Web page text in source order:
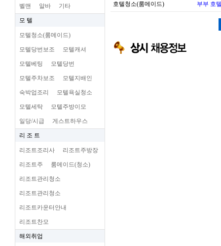
벨맨 알바 기타
모 텔
모텔청소(룸메이드)
모텔당번보조 모텔캐셔
모텔베팅 모텔당번
모텔주차보조 모텔지배인
숙박업조리 모텔욕실청소
모텔세탁 모텔주방이모
일당/시급 게스트하우스
리 조 트
리조트조리사 리조트주방장
리조트주 룸메이드(청소)
리조트관리청소
리조트관리청소
리조트카운터안내
리조트찬모
해외취업
호텔청소(룸메이드) 부부 호